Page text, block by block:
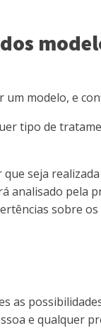
um modelo, e
tipo de
seja
analisado
sobre
as
e qualquer